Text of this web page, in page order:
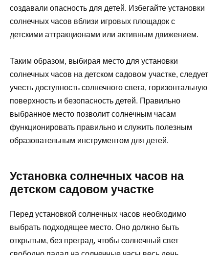
создавали опасность для детей. Избегайте установки
солнечных часов вблизи игровых площадок с
детскими аттракционами или активным движением.
Таким образом, выбирая место для установки
солнечных часов на детском садовом участке, следует
учесть доступность солнечного света, горизонтальную
поверхность и безопасность детей. Правильно
выбранное место позволит солнечным часам
функционировать правильно и служить полезным
образовательным инструментом для детей.
Установка солнечных часов на
детском садовом участке
Перед установкой солнечных часов необходимо
выбрать подходящее место. Оно должно быть
открытым, без преград, чтобы солнечный свет